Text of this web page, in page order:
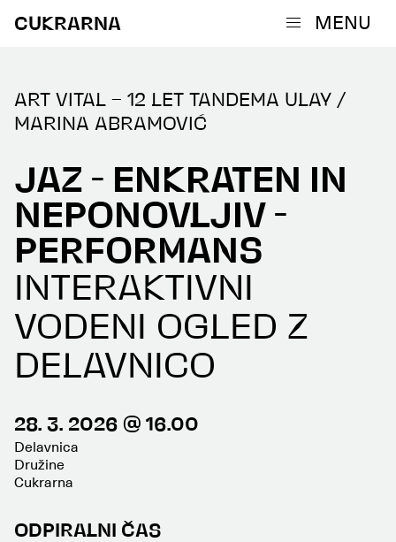
CUKRARNA MENU
ART VITAL – 12 LET TANDEMA ULAY /
MARINA ABRAMOVIĆ
JAZ - ENKRATEN IN
NEPONOVLJIV -
PERFORMANS
INTERAKTIVNI
VODENI OGLED Z
DELAVNICO
28. 3. 2026 @ 16.00
Delavnica
Družine
Cukrarna
ODPIRALNI ČAS